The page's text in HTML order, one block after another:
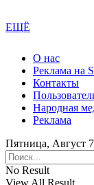
ЕЩЁ
О нас
Реклама на
Контакты
Народная
Реклама
Пятница, Август
No Result
View All Result